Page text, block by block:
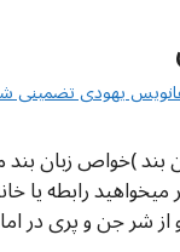
یهودی تضمینی شماره
بند )خواص زبان
رابطه یا
از شر جن و پری در